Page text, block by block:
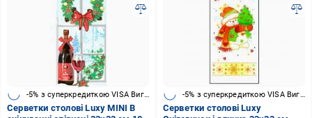
-5% з суперкредиткою VISA Вигода
Серветки столові Luxy MINI В
Серветки столові Luxy